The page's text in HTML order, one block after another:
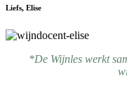
Liefs, Elise
*De Wijnles werkt